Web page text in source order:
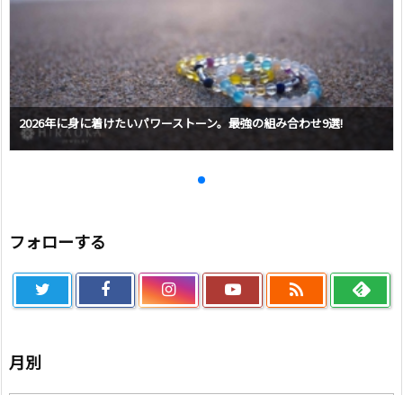
2026年に身に着けたいパワーストーン。最強の組み合わせ9選!
フォローする

月別